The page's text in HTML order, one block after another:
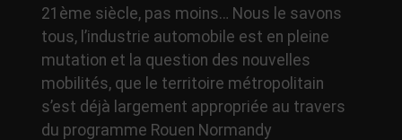
21ème siècle, pas moins… Nous le savons
tous, l’industrie automobile est en pleine
mutation et la question des nouvelles
mobilités, que le territoire métropolitain
s’est déjà largement appropriée au travers
du programme Rouen Normandy